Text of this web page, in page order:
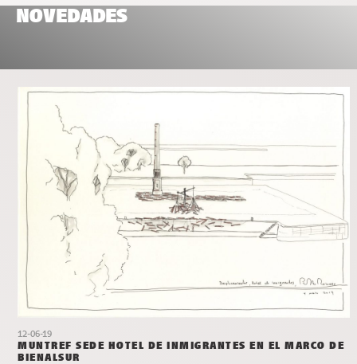
NOVEDADES
12-06-19
MUNTREF SEDE HOTEL DE INMIGRANTES EN EL MARCO DE
BIENALSUR